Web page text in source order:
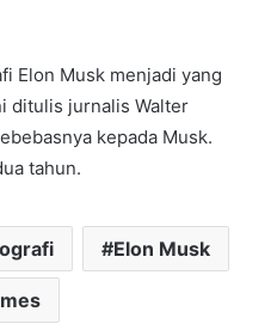
Elon Musk menjadi yang
ditulis jurnalis Walter
kepada Musk.
tahun.
Elon Musk